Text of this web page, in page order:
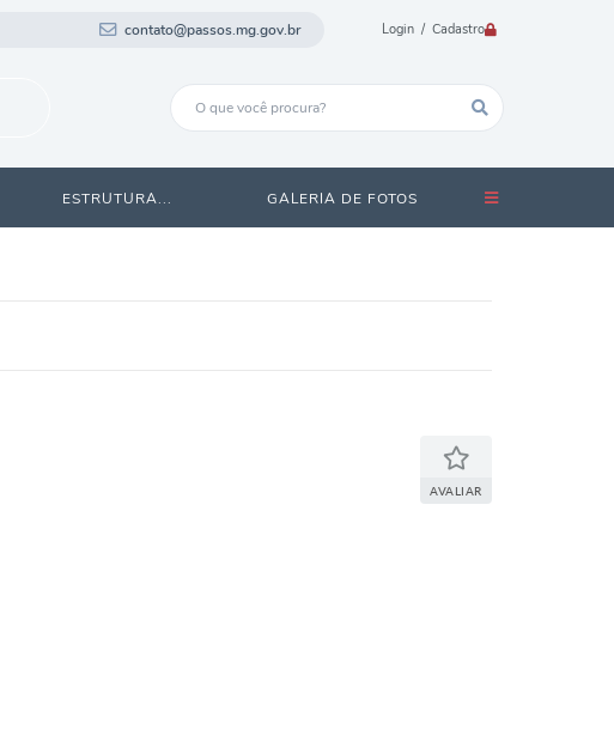
Login / Cadastro
contato@passos.mg.gov.br
ESTRUTURA... GALERIA DE FOTOS
AVALIAR